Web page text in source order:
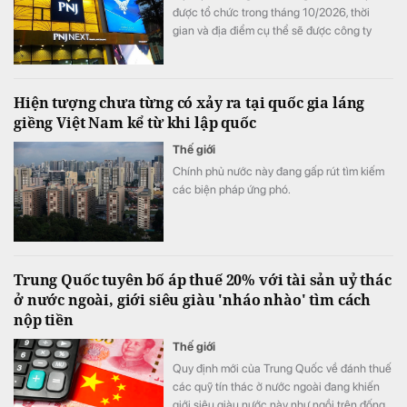
được tổ chức trong tháng 10/2026, thời
gian và địa điểm cụ thể sẽ được công ty
Hiện tượng chưa từng có xảy ra tại quốc gia láng
giềng Việt Nam kể từ khi lập quốc
Thế giới
Chính phủ nước này đang gấp rút tìm kiếm
các biện pháp ứng phó.
Trung Quốc tuyên bố áp thuế 20% với tài sản uỷ thác
ở nước ngoài, giới siêu giàu 'nháo nhào' tìm cách
nộp tiền
Thế giới
Quy định mới của Trung Quốc về đánh thuế
các quỹ tín thác ở nước ngoài đang khiến